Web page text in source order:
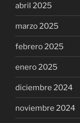
abril 2025
marzo 2025
febrero 2025
enero 2025
diciembre 2024
noviembre 2024